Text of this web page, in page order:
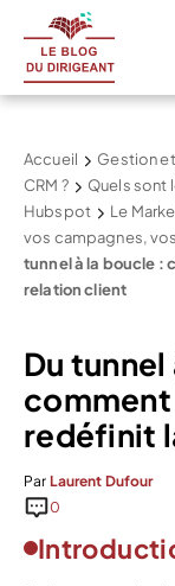
Accueil Gestion
CRM ?
Quels sont
Hubspot
Le
vos campagnes,
tunnel à la boucle :
relation client
Du tunnel
redéfinit
Par Laurent Dufour
0